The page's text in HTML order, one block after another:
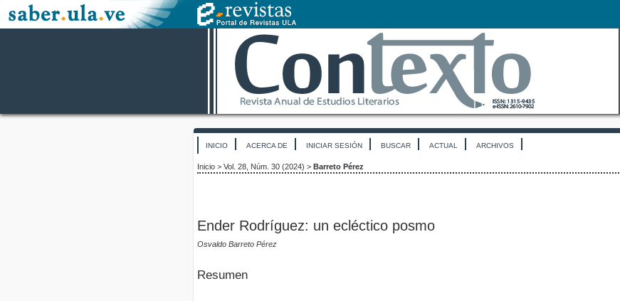
INICIO ACERCA DE INICIAR SESIÓN BUSCAR ACTUAL ARCHIVOS
Inicio > Vol. 28, Núm. 30 (2024) > Barreto Pérez
Ender Rodríguez: un ecléctico posmo
Osvaldo Barreto Pérez
Resumen